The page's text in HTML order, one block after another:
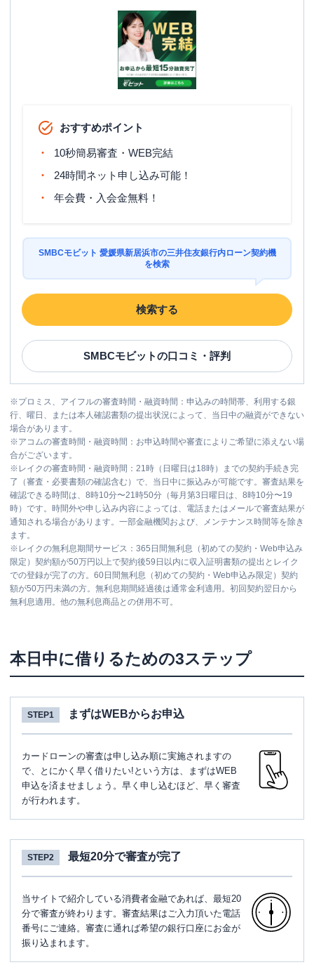
おすすめポイント
10秒簡易審査・WEB完結
24時間ネット申し込み可能！
年会費・入会金無料！
SMBCモビット 愛媛県新居浜市の三井住友銀行内ローン契約機
を検索
検索する
SMBCモビットの口コミ・評判
※プロミス、アイフルの審査時間・融資時間：申込みの時間帯、利用する銀
行、曜日、または本人確認書類の提出状況によって、当日中の融資ができない
場合があります。
※アコムの審査時間・融資時間：お申込時間や審査によりご希望に添えない場
合がございます。
※ レイクの審査時間・融資時間：21時（日曜日は18時）までの契約手続き完
了（審査・必要書類の確認含む）で、当日中に振込みが可能です。審査結果を
確認できる時間は、8時10分〜21時50分（毎月第3日曜日は、8時10分〜19
時）です。時間外や申し込み内容によっては、電話またはメールで審査結果が
通知される場合があります。一部金融機関および、メンテナンス時間等を除き
ます。
※ レイクの無利息期間サービス：365日間無利息（初めての契約・Web申込み
限定）契約額が50万円以上で契約後59日以内に収入証明書類の提出とレイク
での登録が完了の方。60日間無利息（初めての契約・Web申込み限定）契約
額が50万円未満の方。無利息期間経過後は通常金利適用。初回契約翌日から
無利息適用。他の無利息商品との併用不可。
本日中に借りるための3ステップ
STEP1 まずはWEBからお申込
カードローンの審査は申し込み順に実施されますの
で、とにかく早く借りたい!という方は、まずはWEB
申込を済ませましょう。早く申し込むほど、早く審査
が行われます。
STEP2 最短20分で審査が完了
当サイトで紹介している消費者金融であれば、最短20
分で審査が終わります。審査結果はご入力頂いた電話
番号にご連絡。審査に通れば希望の銀行口座にお金が
振り込まれます。